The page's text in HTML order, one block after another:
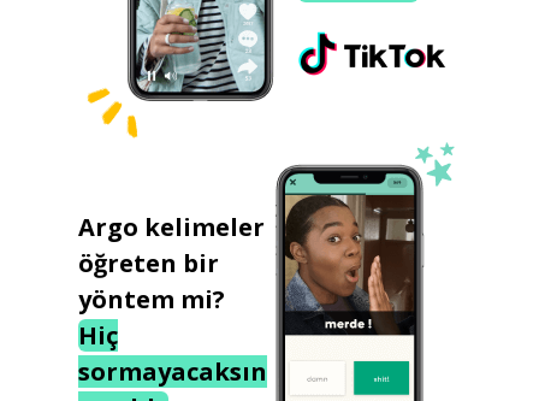
Argo kelimeler
öğreten bir
yöntem mi?
Hiç
sormayacaksın